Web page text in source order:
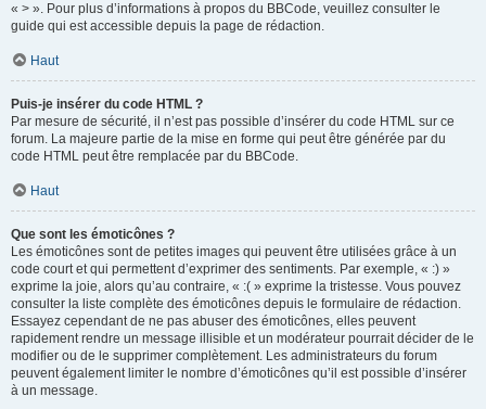
« > ». Pour plus d’informations à propos du BBCode, veuillez consulter le
guide qui est accessible depuis la page de rédaction.
Haut
Puis-je insérer du code HTML ?
Par mesure de sécurité, il n’est pas possible d’insérer du code HTML sur ce
forum. La majeure partie de la mise en forme qui peut être générée par du
code HTML peut être remplacée par du BBCode.
Haut
Que sont les émoticônes ?
Les émoticônes sont de petites images qui peuvent être utilisées grâce à un
code court et qui permettent d’exprimer des sentiments. Par exemple, « :) »
exprime la joie, alors qu’au contraire, « :( » exprime la tristesse. Vous pouvez
consulter la liste complète des émoticônes depuis le formulaire de rédaction.
Essayez cependant de ne pas abuser des émoticônes, elles peuvent
rapidement rendre un message illisible et un modérateur pourrait décider de le
modifier ou de le supprimer complètement. Les administrateurs du forum
peuvent également limiter le nombre d’émoticônes qu’il est possible d’insérer
à un message.